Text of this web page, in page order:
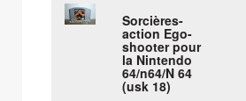
Sorcières-
action Ego-
shooter pour
la Nintendo
64/n64/N 64
(usk 18)